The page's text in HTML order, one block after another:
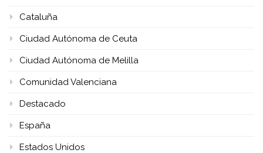
Cataluña
Ciudad Autónoma de Ceuta
Ciudad Autónoma de Melilla
Comunidad Valenciana
Destacado
España
Estados Unidos